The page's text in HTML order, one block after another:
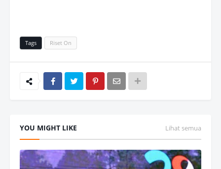
Tags Riset On
YOU MIGHT LIKE Lihat semua